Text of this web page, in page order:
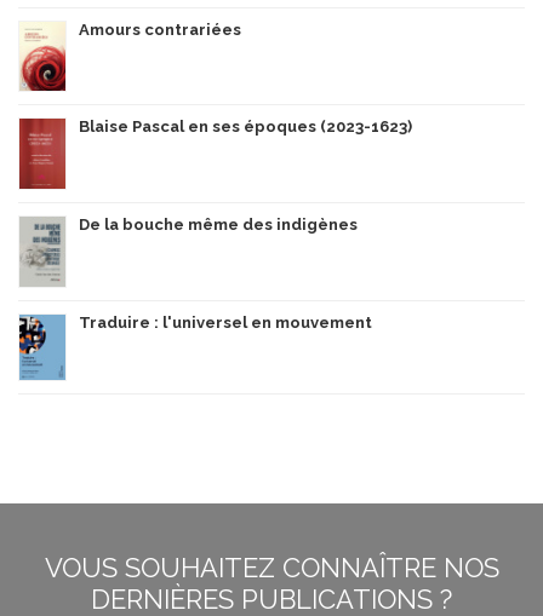
Amours contrariées
Blaise Pascal en ses époques (2023-1623)
De la bouche même des indigènes
Traduire : l'universel en mouvement
VOUS SOUHAITEZ CONNAÎTRE NOS
DERNIÈRES PUBLICATIONS ?